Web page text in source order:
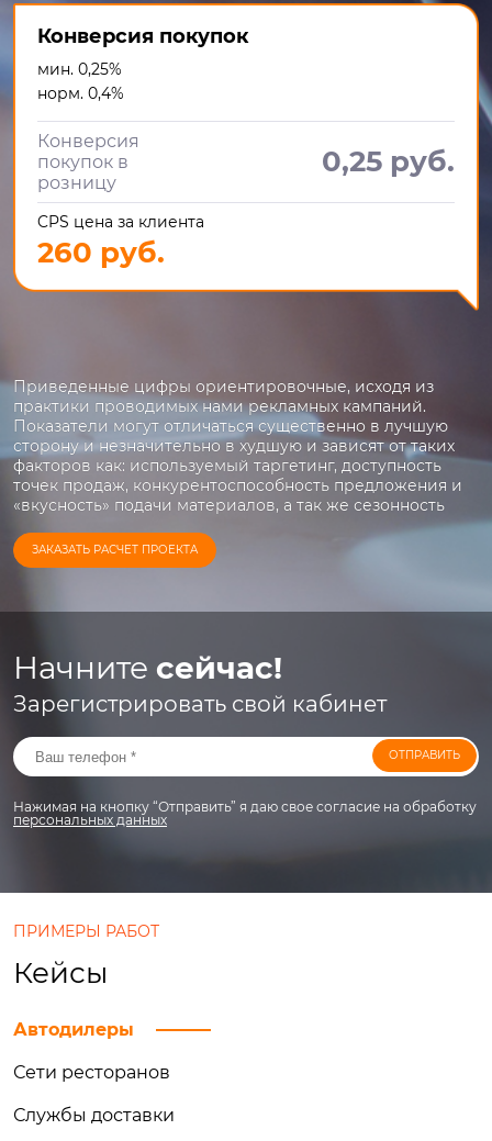
Конверсия покупок
мин. 0,25%
норм. 0,4%
Конверсия
покупок в
розницу
0,25 руб.
CPS цена за клиента
260 руб.
Приведенные цифры ориентировочные, исходя из
практики проводимых нами рекламных кампаний.
Показатели могут отличаться существенно в лучшую
сторону и незначительно в худшую и зависят от таких
факторов как: используемый таргетинг, доступность
точек продаж, конкурентоспособность предложения и
«вкусность» подачи материалов, а так же сезонность
ЗАКАЗАТЬ РАСЧЕТ ПРОЕКТА
Начните сейчас!
Зарегистрировать свой кабинет
ОТПРАВИТЬ
Нажимая на кнопку “Отправить” я даю свое согласие на обработку
персональных данных
ПРИМЕРЫ РАБОТ
Кейсы
Автодилеры
Сети ресторанов
Службы доставки